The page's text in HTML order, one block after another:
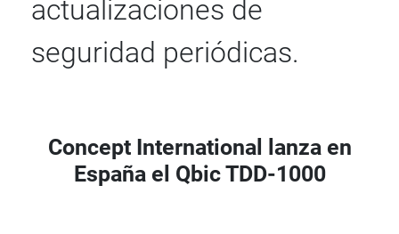
actualizaciones de
seguridad periódicas.
Concept International lanza en
España el Qbic TDD-1000